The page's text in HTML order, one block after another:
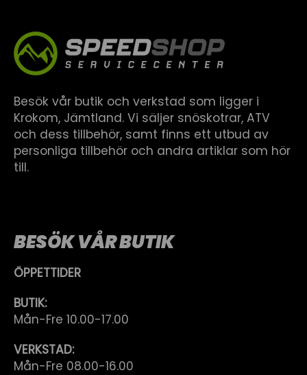
Besök vår butik och verkstad som ligger i
Krokom, Jämtland. Vi säljer snöskotrar, ATV
och dess tillbehör, samt finns ett utbud av
personliga tillbehör och andra artiklar som hör
till.
BESÖK VÅR BUTIK
ÖPPETTIDER
BUTIK:
Mån-Fre 10.00-17.00
VERKSTAD:
Mån-Fre 08.00-16.00